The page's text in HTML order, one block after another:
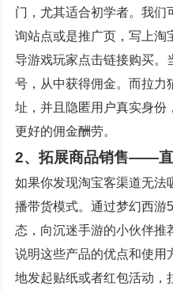
门，尤其适合初学者。我们
询站点或是推广页，写上淘
导游戏玩家点击链接购买。
号，从中获得佣金。而拉力
址，并且隐匿用户真实身份
更好的佣金酬劳。
2、拓展商品销售——
如果你发现淘宝客渠道无法
播带货模式。通过梦幻西游
态，向沉迷手游的小伙伴推
说明这些产品的优点和使用
地发起贴纸或者红包活动，